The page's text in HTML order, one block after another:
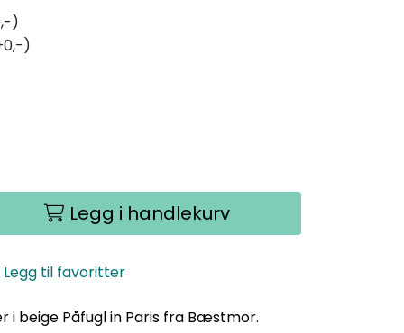
)
)
Legg i handlekurv
Legg til favoritter
i beige Påfugl in Paris fra Bæstmor.